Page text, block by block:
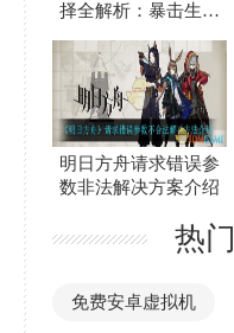
择全解析：暴击生存
明日方舟请求错误参
数非法解决方案介绍
热门
免费安卓虚拟机